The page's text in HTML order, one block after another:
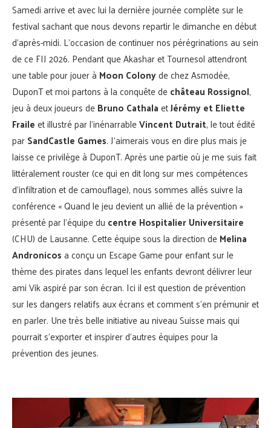
Samedi arrive et avec lui la dernière journée complète sur le
festival sachant que nous devons repartir le dimanche en début
d’après-midi. L’occasion de continuer nos pérégrinations au sein
de ce FIJ 2026. Pendant que Akashar et Tournesol attendront
une table pour jouer à Moon Colonyde chez Asmodée,
DuponT et moi partons à la conquête dechâteau Rossignol,
jeu à deux joueurs deBruno CathalaetJérémy et Eliette
Fraileet illustré par l’inénarrableVincent Dutrait, le tout édité
parSandCastle Games. J’aimerais vous en dire plus mais je
laisse ce privilège à DuponT. Après une partie où je me suis fait
littéralement rouster (ce qui en dit long sur mes compétences
d’infiltration et de camouflage), nous sommes allés suivre la
conférence « Quand le jeu devient un allié de la prévention »
présenté par l’équipe du centre Hospitalier Universitaire
(CHU) de Lausanne. Cette équipe sous la direction deMelina
Andronicosa conçu un Escape Game pour enfant sur le
thème des pirates dans lequel les enfants devront délivrer leur
ami Vik aspiré par son écran. Ici il est question de prévention
sur les dangers relatifs aux écrans et comment s’en prémunir et
en parler. Une très belle initiative au niveau Suisse mais qui
pourrait s’exporter et inspirer d’autres équipes pour la
prévention des jeunes.